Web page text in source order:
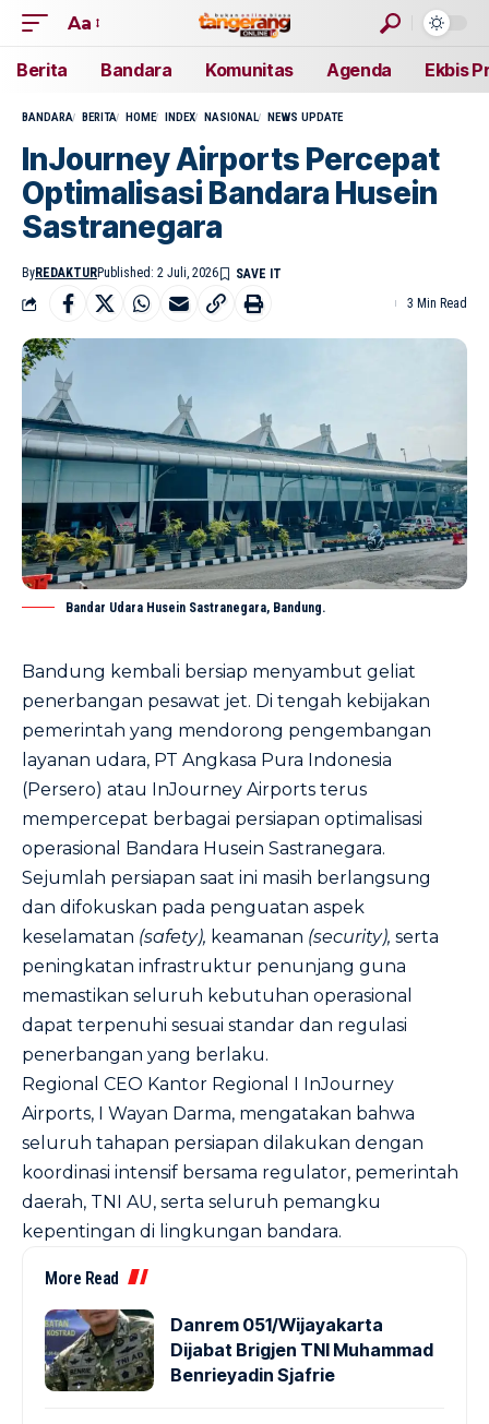
Aa
Berita Bandara Komunitas Agenda Ekbis
BANDARA BERITA HOME INDEX NASIONAL NEWS UPDATE
InJourney Airports Percepat
Optimalisasi Bandara Husein
Sastranegara
ByREDAKTURPublished: 2 Juli, 2026
3 Min Read
Bandar Udara Husein Sastranegara, Bandung.
Bandung kembali bersiap menyambut geliat
penerbangan pesawat jet. Di tengah kebijakan
pemerintah yang mendorong pengembangan
layanan udara, PT Angkasa Pura Indonesia
(Persero) atau InJourney Airports terus
mempercepat berbagai persiapan optimalisasi
operasional Bandara Husein Sastranegara.
Sejumlah persiapan saat ini masih berlangsung
dan difokuskan pada penguatan aspek
keselamatan (safety), keamanan (security), serta
peningkatan infrastruktur penunjang guna
memastikan seluruh kebutuhan operasional
dapat terpenuhi sesuai standar dan regulasi
penerbangan yang berlaku.
Regional CEO Kantor Regional I InJourney
Airports, I Wayan Darma, mengatakan bahwa
seluruh tahapan persiapan dilakukan dengan
koordinasi intensif bersama regulator, pemerintah
daerah, TNI AU, serta seluruh pemangku
kepentingan di lingkungan bandara.
More Read
Danrem 051/Wijayakarta
Dijabat Brigjen TNI Muhammad
Benrieyadin Sjafrie